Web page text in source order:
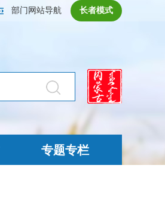
长者模式
部门网站导航
专题专栏